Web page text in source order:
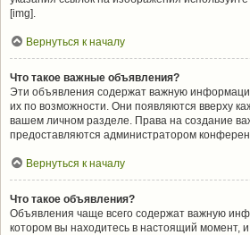
[img].
Вернуться к началу
Что такое важные объявления?
Эти объявления содержат важную
их по возможности. Они появляются вверху
вашем личном разделе. Права на создание
предоставляются администратором
Вернуться к началу
Что такое объявления?
Объявления чаще всего содержат важную
котором вы находитесь в настоящий момент,